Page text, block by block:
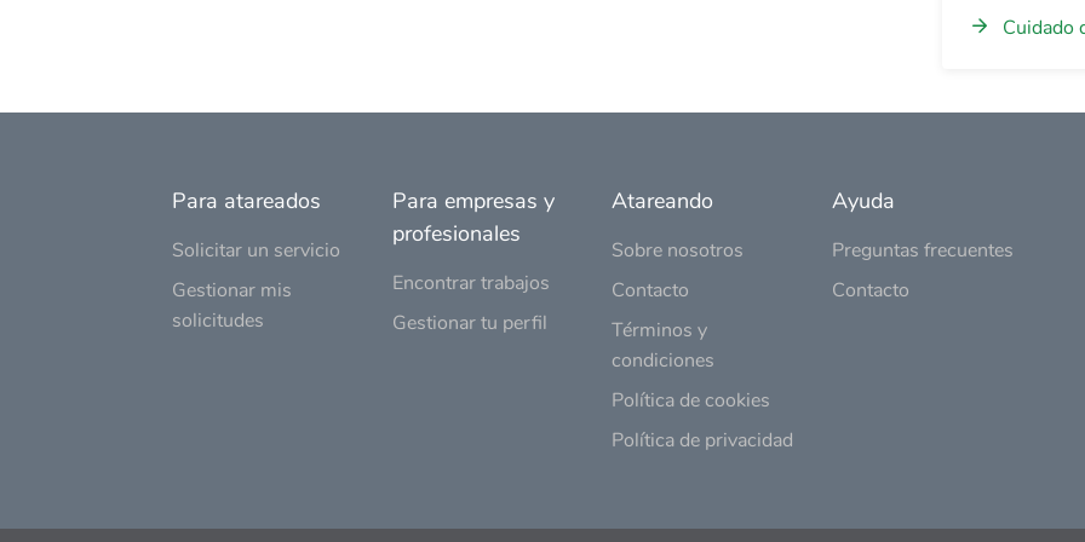
Cuidado
Para atareados
Solicitar un servicio
Gestionar mis
solicitudes
Para empresas y
profesionales
Encontrar trabajos
Gestionar tu perfil
Atareando
Sobre nosotros
Contacto
Términos y
condiciones
Política de cookies
Política de privacidad
Ayuda
Preguntas frecuentes
Contacto